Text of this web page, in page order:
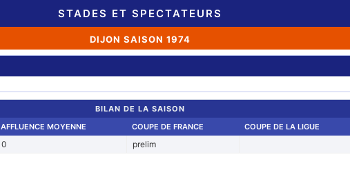
STADES ET SPECTATEURS
DIJON SAISON 1974
BILAN DE LA SAISON
AFFLUENCE MOYENNE COUPE DE FRANCE COUPE DE LA LIGUE
0 prelim